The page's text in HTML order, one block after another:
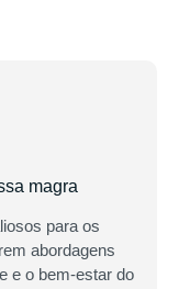
magra
para os
abordagens
e o bem-estar do